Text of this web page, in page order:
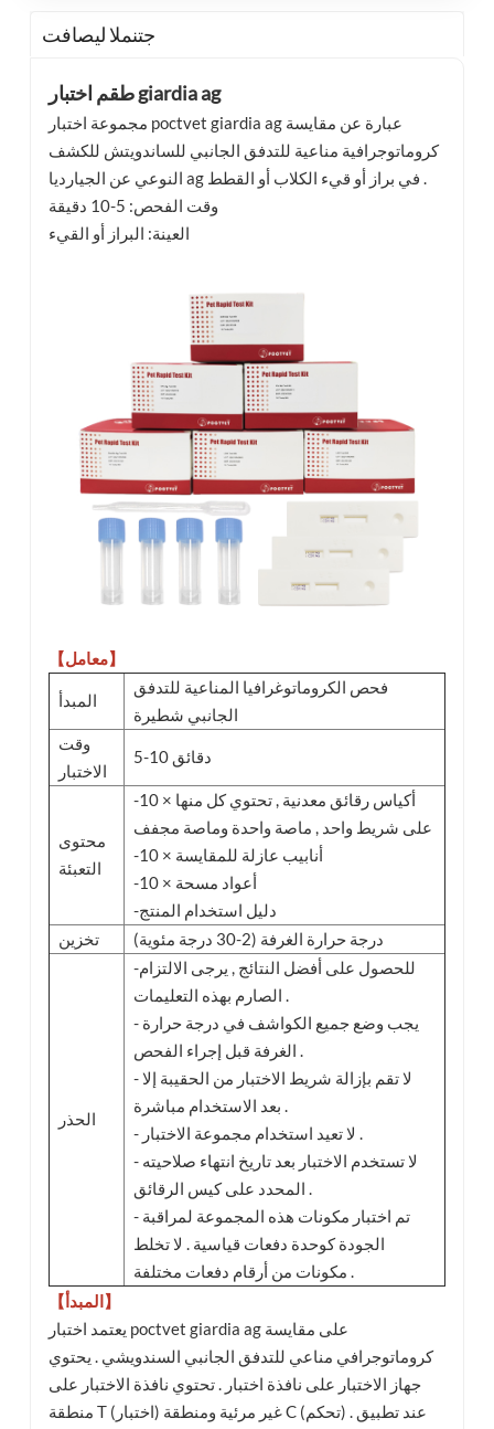
جتنملا ليصافت
طقم اختبار giardia ag
مجموعة اختبار poctvet giardia ag عبارة عن مقايسة
كروماتوجرافية مناعية للتدفق الجانبي للساندويتش للكشف
وقت الفحص: 5-10 دقيقة
العينة: البراز أو القيء
【معامل】
المبدأ
فحص الكروماتوغرافيا المناعية للتدفق
الجانبي شطيرة
وقت
الاختبار
5-10 دقائق
محتوى
التعبئة
-10 × أكياس رقائق معدنية , تحتوي كل منها
على شريط واحد , ماصة واحدة وماصة مجفف
-10 × أنابيب عازلة للمقايسة
-10 × أعواد مسحة
-دليل استخدام المنتج
تخزين
درجة حرارة الغرفة (2-30 درجة مئوية)
الحذر
-للحصول على أفضل النتائج , يرجى الالتزام
الصارم بهذه التعليمات .
- يجب وضع جميع الكواشف في درجة حرارة
الغرفة قبل إجراء الفحص .
- لا تقم بإزالة شريط الاختبار من الحقيبة إلا
بعد الاستخدام مباشرة .
- لا تعيد استخدام مجموعة الاختبار .
- لا تستخدم الاختبار بعد تاريخ انتهاء صلاحيته
المحدد على كيس الرقائق .
- تم اختبار مكونات هذه المجموعة لمراقبة
الجودة كوحدة دفعات قياسية . لا تخلط
مكونات من أرقام دفعات مختلفة .
【المبدأ】
يعتمد اختبار poctvet giardia ag على مقايسة
كروماتوجرافي مناعي للتدفق الجانبي السندويشي . يحتوي
جهاز الاختبار على نافذة اختبار . تحتوي نافذة الاختبار على
منطقة T (اختبار) غير مرئية ومنطقة C (تحكم) . عند تطبيق